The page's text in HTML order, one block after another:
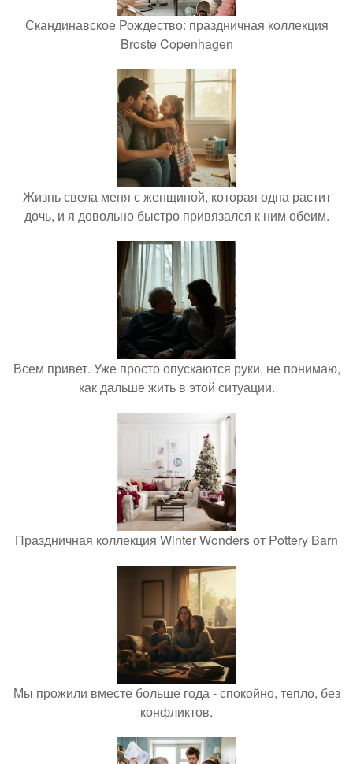
Скандинавское Рождество: праздничная коллекция
Broste Copenhagen
Жизнь свела меня с женщиной, которая одна растит
дочь, и я довольно быстро привязался к ним обеим.
Всем привет. Уже просто опускаются руки, не понимаю,
как дальше жить в этой ситуации.
Праздничная коллекция Winter Wonders от Pottery Barn
Мы прожили вместе больше года - спокойно, тепло, без
конфликтов.